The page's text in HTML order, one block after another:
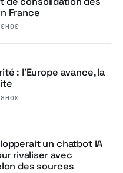
France
: l’Europe avance, la
un chatbot IA
rivaliser avec
des sources